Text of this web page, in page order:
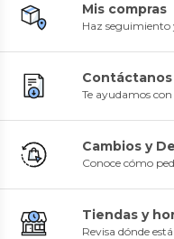
Mis compras
Haz seguimiento
Contáctanos
Te ayudamos
Cambios y
Conoce cómo
Tiendas y
Revisa dónde